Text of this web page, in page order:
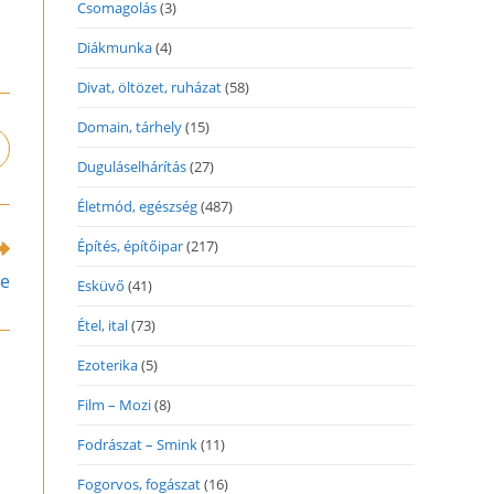
Csomagolás(3)
Diákmunka(4)
Divat, öltözet, ruházat(58)
Domain, tárhely(15)
Duguláselhárítás(27)
Életmód, egészség(487)
Építés, építőipar(217)
Esküvő (41)
Étel, ital(73)
Ezoterika(5)
Film – Mozi(8)
Fodrászat – Smink(11)
Fogorvos, fogászat(16)